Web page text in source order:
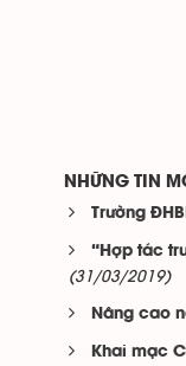
NHỮNG TIN
Trường
“Hợp tác
(31/03/2019)
Nâng cao
Khai mạc